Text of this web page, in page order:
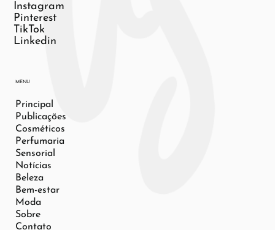
Instagram
Pinterest
TikTok
Linkedin
MENU
Principal
Publicações
Cosméticos
Perfumaria
Sensorial
Notícias
Beleza
Bem-estar
Moda
Sobre
Contato